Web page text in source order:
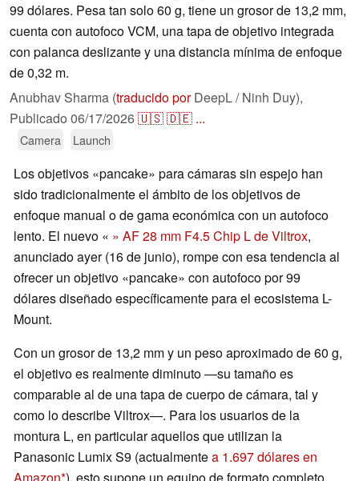
99 dólares. Pesa tan solo 60 g, tiene un grosor de 13,2 mm,
cuenta con autofoco VCM, una tapa de objetivo integrada
con palanca deslizante y una distancia mínima de enfoque
de 0,32 m.
Anubhav Sharma (traducido porDeepL / Ninh Duy),
Publicado 06/17/2026🇺🇸🇩🇪 ...
Camera Launch
Los objetivos «pancake» para cámaras sin espejo han
sido tradicionalmente el ámbito de los objetivos de
enfoque manual o de gama económica con un autofoco
lento. El nuevo « » AF 28 mm F4.5 Chip L de Viltrox,
anunciado ayer (16 de junio), rompe con esa tendencia al
ofrecer un objetivo «pancake» con autofoco por 99
dólares diseñado específicamente para el ecosistema L-
Mount.
Con un grosor de 13,2 mm y un peso aproximado de 60 g,
el objetivo es realmente diminuto —su tamaño es
comparable al de una tapa de cuerpo de cámara, tal y
como lo describe Viltrox—. Para los usuarios de la
montura L, en particular aquellos que utilizan la
Panasonic Lumix S9 (actualmentea 1.697 dólares en